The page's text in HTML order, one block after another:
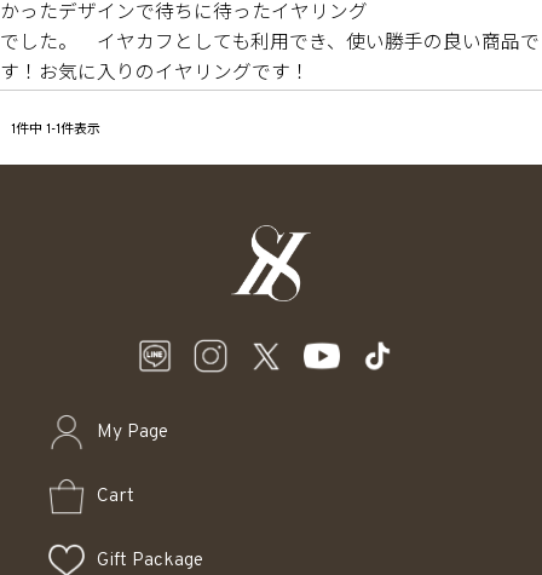
かったデザインで待ちに待ったイヤリング
でした。　イヤカフとしても利用でき、使い勝手の良い商品で
す！お気に入りのイヤリングです！
1件中 1-1件表示
My Page
Cart
Gift Package